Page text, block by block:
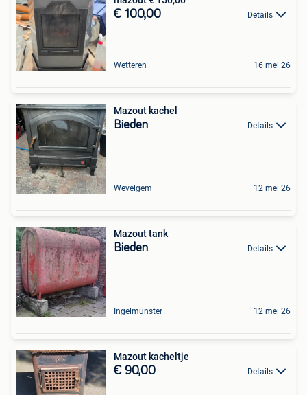
€ 100,00 Details
Wetteren 16 mei 26
Mazout kachel
Bieden Details
Wevelgem 12 mei 26
Mazout tank
Bieden Details
Ingelmunster 12 mei 26
Mazout kacheltje
€ 90,00 Details